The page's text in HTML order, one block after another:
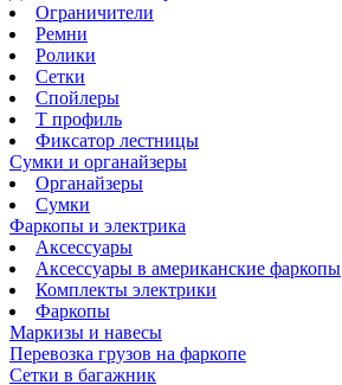
Ограничители
Ремни
Ролики
Сетки
Спойлеры
Т профиль
Фиксатор лестницы
Сумки и органайзеры
Органайзеры
Сумки
Фаркопы и электрика
Аксессуары
Аксессуары в американские фаркопы
Комплекты электрики
Фаркопы
Маркизы и навесы
Перевозка грузов на фаркопе
Сетки в багажник